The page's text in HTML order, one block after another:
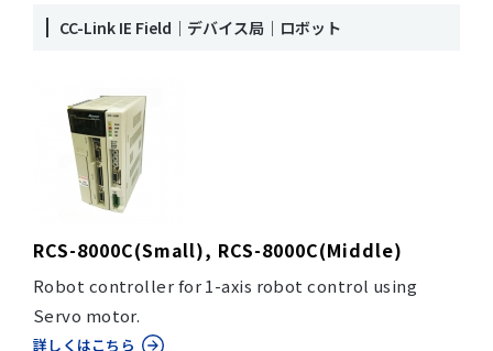
CC-Link IE Field｜デバイス局｜ロボット
RCS-8000C(Small), RCS-8000C(Middle)
Robot controller for 1-axis robot control using
Servo motor.
詳しくはこちら